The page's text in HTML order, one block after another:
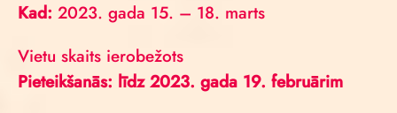
Kad: 2023. gada 15. – 18. marts
Vietu skaits ierobežots
Pieteikšanās: līdz 2023. gada 19. februārim